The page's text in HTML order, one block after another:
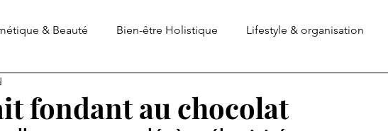
& Beauté Bien-être Holistique Lifestyle & organisation
fondant au chocolat